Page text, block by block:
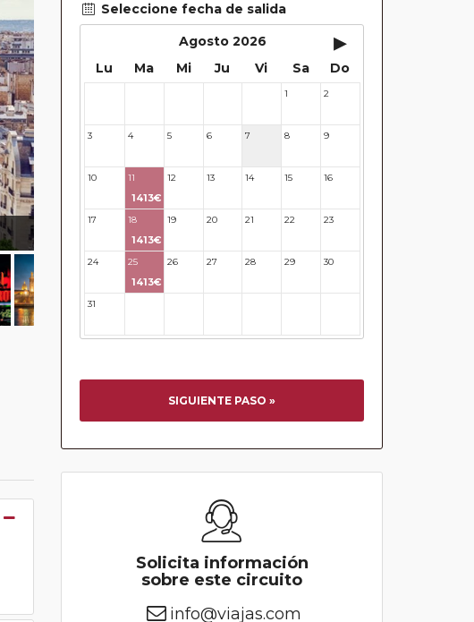
Seleccione fecha de salida
Agosto 2026
▸
Lu Ma Mi Ju Vi Sa Do
1 2
3 4 5 6 7 8 9
10 11
1413€
12 13 14 15 16
17 18
1413€
19 20 21 22 23
24 25
1413€
26 27 28 29 30
31
SIGUIENTE PASO »
Solicita información
sobre este circuito
info@viajas.com